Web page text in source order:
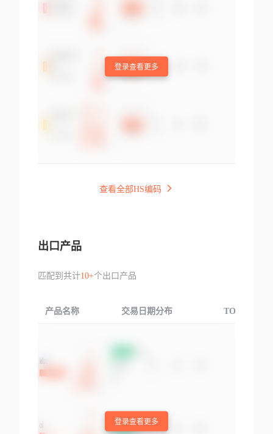
登录查看更多
查看全部HS编码
出口产品
匹配到共计10+个出口产品
产品名称 交易日期分布 TOP3交易国
登录查看更多